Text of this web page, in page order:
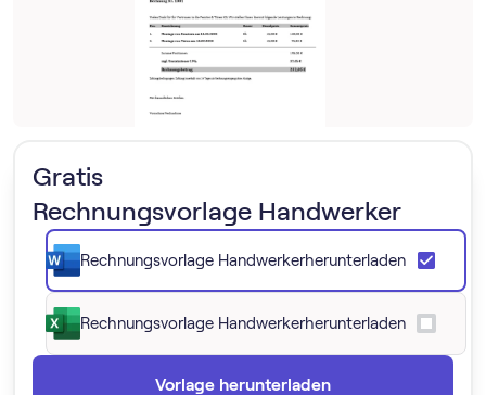
Gratis
Rechnungsvorlage Handwerker
Rechnungsvorlage Handwerkerherunterladen
Rechnungsvorlage Handwerkerherunterladen
Vorlage herunterladen